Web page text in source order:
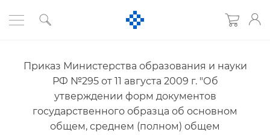
Приказ Министерства образования и науки
РФ №295 от 11 августа 2009 г. "О
утверждении форм документо
осударственного образца об основном
общем, среднем (полном) общем